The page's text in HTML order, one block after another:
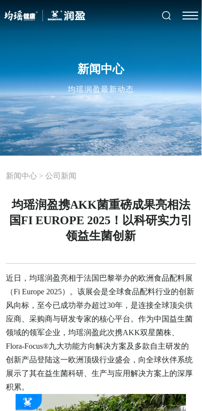
新闻中心
均瑶润盈最新动态
新闻中心 >公司新闻
均瑶润盈携AKK菌重磅成果亮相法
国FI EUROPE 2025！以科研实力引
领益生菌创新
近日，均瑶润盈亮相于法国巴黎举办的欧洲食品配料展
（Fi Europe 2025）。该展会是全球食品配料行业的创新
风向标，至今已成功举办超过30年，是连接全球顶尖供
应商、采购商与研发专家的核心平台。作为中国益生菌
领域的领军企业，均瑶润盈此次携AKK双星菌株、
Flora-Focus®九大功能方向解决方案及多款自主研发的
创新产品登陆这一欧洲顶级行业盛会，向全球伙伴系统
展示了其在益生菌科研、生产与应用解决方案上的深厚
积累。